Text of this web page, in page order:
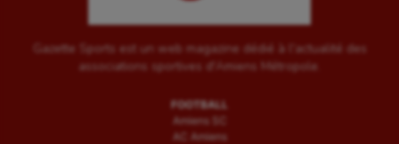
Gazette Sports est un web magazine dédié à l'actualité des
associations sportives d'Amiens Métropole.
FOOTBALL
Amiens SC
AC Amiens